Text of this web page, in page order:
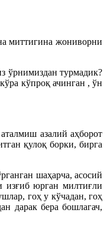
миттигина жониворни
ўрнимиздан турмадик?
кўпроқ ачинган , ўн
азалий аҳборот
қулоқ борки, бирга
шаҳарча, асосий
изғиб юрган милтиғли
гоҳ у кўчадан, гоҳ
дарак бера бошлагач,